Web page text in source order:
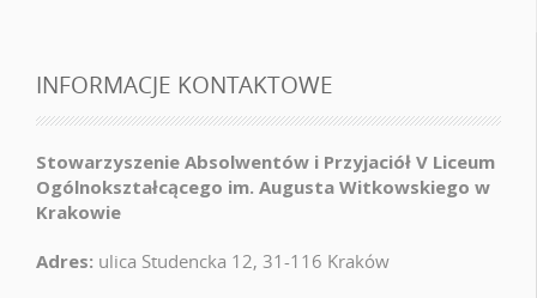
INFORMACJE KONTAKTOWE
Stowarzyszenie Absolwentów i Przyjaciół V Liceum
Ogólnokształcącego im. Augusta Witkowskiego w
Krakowie
Adres: ulica Studencka 12, 31-116 Kraków